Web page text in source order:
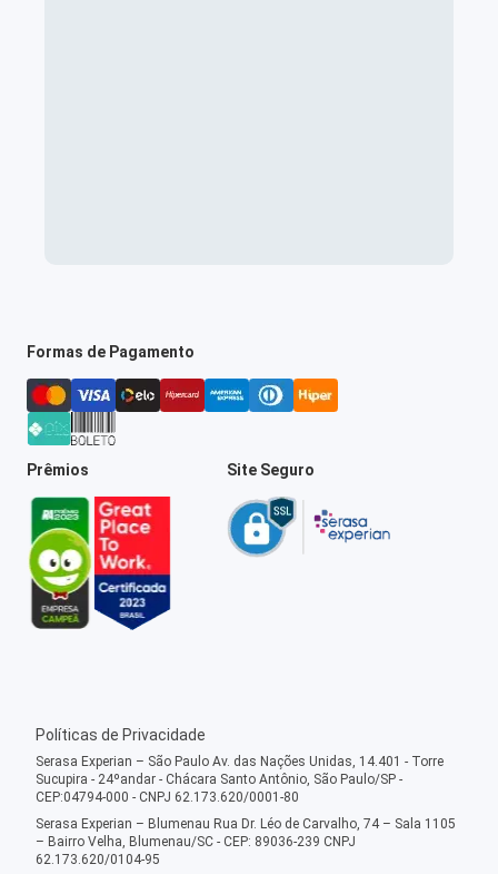
Formas de Pagamento
Prêmios Site Seguro
Políticas de Privacidade
Serasa Experian – São Paulo Av. das Nações Unidas, 14.401 - Torre
Sucupira - 24ºandar - Chácara Santo Antônio, São Paulo/SP -
CEP:04794-000 - CNPJ 62.173.620/0001-80
Serasa Experian – Blumenau Rua Dr. Léo de Carvalho, 74 – Sala 1105
– Bairro Velha, Blumenau/SC - CEP: 89036-239 CNPJ
62.173.620/0104-95